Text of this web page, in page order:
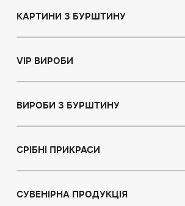
КАРТИНИ З БУРШТИНУ
Іменні ікони
Натюрморт
Мисливська тема
VIP ВИРОБИ
Ікони з пластин
ВИРОБИ З БУРШТИНУ
Браслети
СРІБНІ ПРИКРАСИ
Підвіски
СУВЕНІРНА ПРОДУКЦІЯ